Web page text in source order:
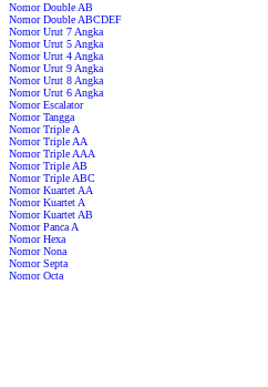
Nomor Double AB
Nomor Double ABCDEF
Nomor Urut 7 Angka
Nomor Urut 5 Angka
Nomor Urut 4 Angka
Nomor Urut 9 Angka
Nomor Urut 8 Angka
Nomor Urut 6 Angka
Nomor Escalator
Nomor Tangga
Nomor Triple A
Nomor Triple AA
Nomor Triple AAA
Nomor Triple AB
Nomor Triple ABC
Nomor Kuartet AA
Nomor Kuartet A
Nomor Kuartet AB
Nomor Panca A
Nomor Hexa
Nomor Nona
Nomor Septa
Nomor Octa